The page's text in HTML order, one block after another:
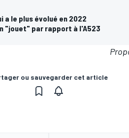
a le plus évolué en 2022
"jouet" par rapport à l'A523
ou sauvegarder cet article